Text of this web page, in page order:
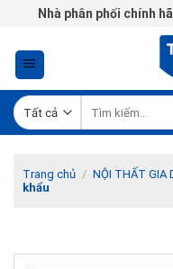
Chuyển
nội
dung
Nhà phân phối chính
kiếm:
Trang chủ / NỘI THẤT GIA
khẩu